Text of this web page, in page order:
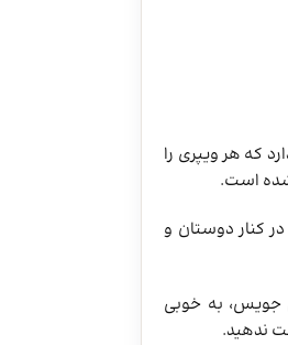
که هر ویپری را
است.
کنار دوستان و
جویس، به خوبی
ندهید.